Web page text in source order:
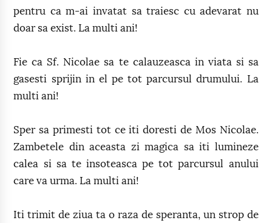
pentru ca m-ai invatat sa traiesc cu adevarat nu
doar sa exist. La multi ani!
Fie ca Sf. Nicolae sa te calauzeasca in viata si sa
gasesti sprijin in el pe tot parcursul drumului. La
multi ani!
Sper sa primesti tot ce iti doresti de Mos Nicolae.
Zambetele din aceasta zi magica sa iti lumineze
calea si sa te insoteasca pe tot parcursul anului
care va urma. La multi ani!
Iti trimit de ziua ta o raza de speranta, un strop de